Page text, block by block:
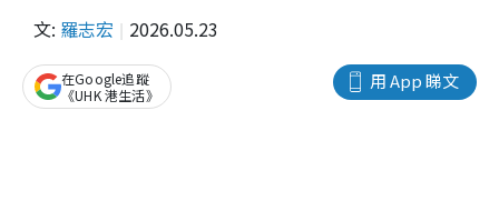
文: 羅志宏 2026.05.23
用 App 睇文
在Google追蹤
《UHK 港生活》